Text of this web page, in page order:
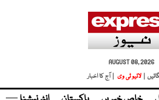
AUGUST 08, 2026
|
لائیو ٹی وی | آج کا اخبار